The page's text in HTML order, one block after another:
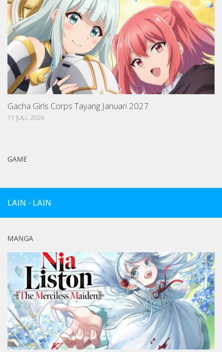
Gacha Girls Corps Tayang Januari 2027
11 JULI, 2026
GAME
LAIN - LAIN
MANGA